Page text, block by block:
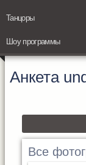
Танцоры
Шоу программы
Анкета
Все